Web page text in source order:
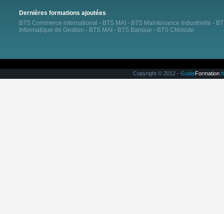
Dernières formations ajoutées
BTS Commerce international - BTS MAI - BTS Maintenance Industrielle -
Informatique de Gestion - BTS MAI - BTS Banque - BTS Chimiste
Copyright © 2012 - GuideFormation.fr